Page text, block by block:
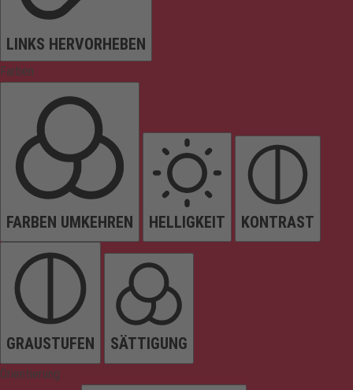
LINKS HERVORHEBEN
Farben
FARBEN UMKEHREN HELLIGKEIT KONTRAST
GRAUSTUFEN SÄTTIGUNG
Orientierung